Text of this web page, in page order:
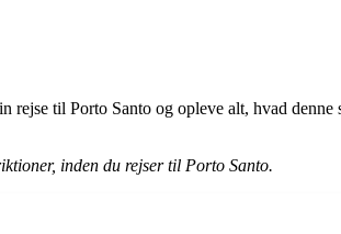
til Porto Santo og opleve alt, hvad
inden du rejser til Porto Santo.